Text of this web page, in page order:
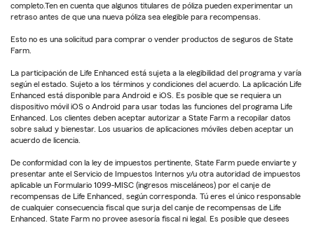
completo.Ten en cuenta que algunos titulares de póliza pueden experimentar un
retraso antes de que una nueva póliza sea elegible para recompensas.
Esto no es una solicitud para comprar o vender productos de seguros de State
Farm.
La participación de Life Enhanced está sujeta a la elegibilidad del programa y varía
según el estado. Sujeto a los términos y condiciones del acuerdo. La aplicación Life
Enhanced está disponible para Android e iOS. Es posible que se requiera un
dispositivo móvil iOS o Android para usar todas las funciones del programa Life
Enhanced. Los clientes deben aceptar autorizar a State Farm a recopilar datos
sobre salud y bienestar. Los usuarios de aplicaciones móviles deben aceptar un
acuerdo de licencia.
De conformidad con la ley de impuestos pertinente, State Farm puede enviarte y
presentar ante el Servicio de Impuestos Internos y/u otra autoridad de impuestos
aplicable un Formulario 1099-MISC (ingresos misceláneos) por el canje de
recompensas de Life Enhanced, según corresponda. Tú eres el único responsable
de cualquier consecuencia fiscal que surja del canje de recompensas de Life
Enhanced. State Farm no provee asesoría fiscal ni legal. Es posible que desees